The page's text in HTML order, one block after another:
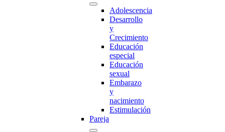
Adolescencia
Desarrollo
y
Crecimiento
Educación
especial
Educación
sexual
Embarazo
y
nacimiento
Estimulación
Pareja